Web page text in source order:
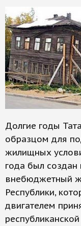
Долгие годы
образцом для
жилищных
года был создан
внебюджетный
Республики,
двигателем